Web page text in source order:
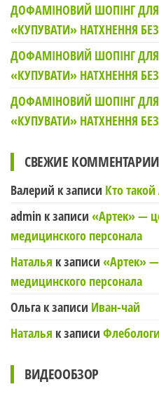
ДОФАМІНОВИЙ ШОПІНГ ДЛЯ
«КУПУВАТИ» НАТХНЕННЯ
ДОФАМІНОВИЙ ШОПІНГ ДЛЯ
«КУПУВАТИ» НАТХНЕННЯ
ДОФАМІНОВИЙ ШОПІНГ ДЛЯ
«КУПУВАТИ» НАТХНЕННЯ
СВЕЖИЕ КОММЕНТАРИИ
Валерий к записи Кто
admin к записи «Артек» —
медицинского персонала
Наталья к записи «Артек»
медицинского персонала
Ольга к записи Иван-чай
Наталья к записи
ВИДЕООБЗОР